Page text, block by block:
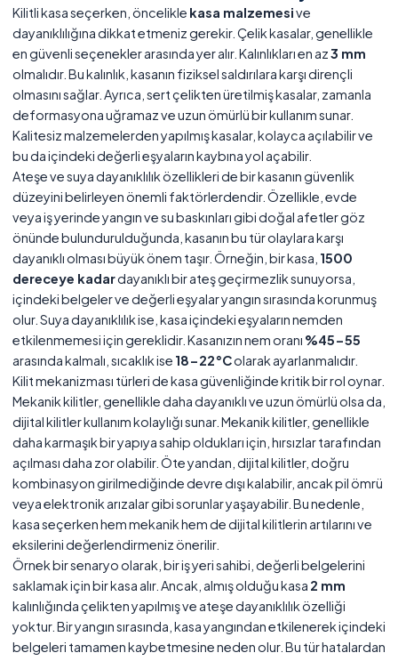
Kilitli kasa seçerken, öncelikle kasa malzemesive
dayanıklılığına dikkat etmeniz gerekir. Çelik kasalar, genellikle
en güvenli seçenekler arasında yer alır. Kalınlıkları en az3 mm
olmalıdır. Bu kalınlık, kasanın fiziksel saldırılara karşı dirençli
olmasını sağlar. Ayrıca, sert çelikten üretilmiş kasalar, zamanla
deformasyona uğramaz ve uzun ömürlü bir kullanım sunar.
Kalitesiz malzemelerden yapılmış kasalar, kolayca açılabilir ve
bu da içindeki değerli eşyaların kaybına yol açabilir.
Ateşe ve suya dayanıklılık özellikleri de bir kasanın güvenlik
düzeyini belirleyen önemli faktörlerdendir. Özellikle, evde
veya iş yerinde yangın ve su baskınları gibi doğal afetler göz
önünde bulundurulduğunda, kasanın bu tür olaylara karşı
dayanıklı olması büyük önem taşır. Örneğin, bir kasa, 1500
dereceye kadardayanıklı bir ateş geçirmezlik sunuyorsa,
içindeki belgeler ve değerli eşyalar yangın sırasında korunmuş
olur. Suya dayanıklılık ise, kasa içindeki eşyaların nemden
etkilenmemesi için gereklidir. Kasanızın nem oranı %45-55
arasında kalmalı, sıcaklık ise 18-22°Colarak ayarlanmalıdır.
Kilit mekanizması türleri de kasa güvenliğinde kritik bir rol oynar.
Mekanik kilitler, genellikle daha dayanıklı ve uzun ömürlü olsa da,
dijital kilitler kullanım kolaylığı sunar. Mekanik kilitler, genellikle
daha karmaşık bir yapıya sahip oldukları için, hırsızlar tarafından
açılması daha zor olabilir. Öte yandan, dijital kilitler, doğru
kombinasyon girilmediğinde devre dışı kalabilir, ancak pil ömrü
veya elektronik arızalar gibi sorunlar yaşayabilir. Bu nedenle,
kasa seçerken hem mekanik hem de dijital kilitlerin artılarını ve
eksilerini değerlendirmeniz önerilir.
Örnek bir senaryo olarak, bir iş yeri sahibi, değerli belgelerini
saklamak için bir kasa alır. Ancak, almış olduğu kasa 2 mm
kalınlığında çelikten yapılmış ve ateşe dayanıklılık özelliği
yoktur. Bir yangın sırasında, kasa yangından etkilenerek içindeki
belgeleri tamamen kaybetmesine neden olur. Bu tür hatalardan